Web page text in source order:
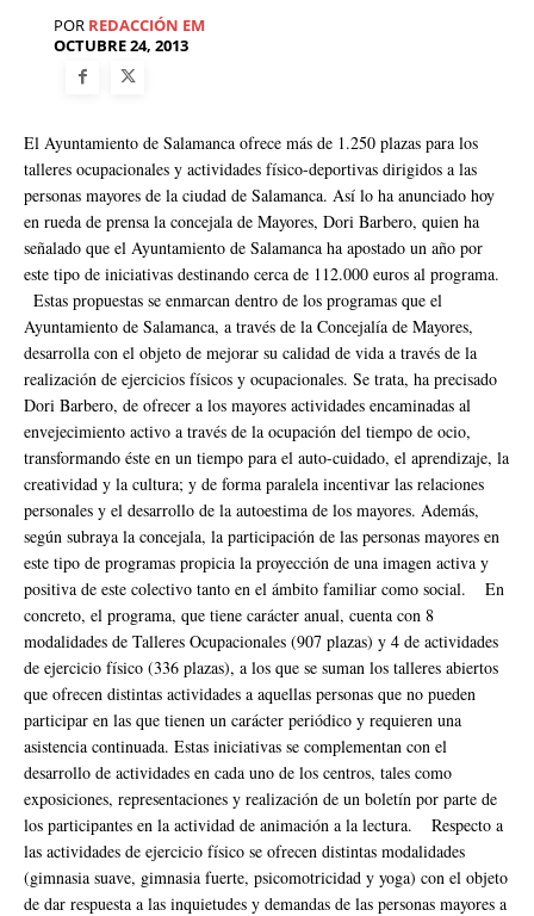
POR REDACCIÓN EM
OCTUBRE 24, 2013
El Ayuntamiento de Salamanca ofrece más de 1.250 plazas para los
talleres ocupacionales y actividades físico-deportivas dirigidos a las
personas mayores de la ciudad de Salamanca. Así lo ha anunciado hoy
en rueda de prensa la concejala de Mayores, Dori Barbero, quien ha
señalado que el Ayuntamiento de Salamanca ha apostado un año por
este tipo de iniciativas destinando cerca de 112.000 euros al programa.
Estas propuestas se enmarcan dentro de los programas que el
Ayuntamiento de Salamanca, a través de la Concejalía de Mayores,
desarrolla con el objeto de mejorar su calidad de vida a través de la
realización de ejercicios físicos y ocupacionales. Se trata, ha precisado
Dori Barbero, de ofrecer a los mayores actividades encaminadas al
envejecimiento activo a través de la ocupación del tiempo de ocio,
transformando éste en un tiempo para el auto-cuidado, el aprendizaje, la
creatividad y la cultura; y de forma paralela incentivar las relaciones
personales y el desarrollo de la autoestima de los mayores. Además,
según subraya la concejala, la participación de las personas mayores en
este tipo de programas propicia la proyección de una imagen activa y
positiva de este colectivo tanto en el ámbito familiar como social. En
concreto, el programa, que tiene carácter anual, cuenta con 8
modalidades de Talleres Ocupacionales (907 plazas) y 4 de actividades
de ejercicio físico (336 plazas), a los que se suman los talleres abiertos
que ofrecen distintas actividades a aquellas personas que no pueden
participar en las que tienen un carácter periódico y requieren una
asistencia continuada. Estas iniciativas se complementan con el
desarrollo de actividades en cada uno de los centros, tales como
exposiciones, representaciones y realización de un boletín por parte de
los participantes en la actividad de animación a la lectura. Respecto a
las actividades de ejercicio físico se ofrecen distintas modalidades
(gimnasia suave, gimnasia fuerte, psicomotricidad y yoga) con el objeto
de dar respuesta a las inquietudes y demandas de las personas mayores a